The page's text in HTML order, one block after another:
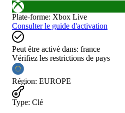
Plate-forme: Xbox Live
Consulter le guide d'activation
Peut être activé dans: france
Vérifiez les restrictions de pays
Région: EUROPE
Type: Clé